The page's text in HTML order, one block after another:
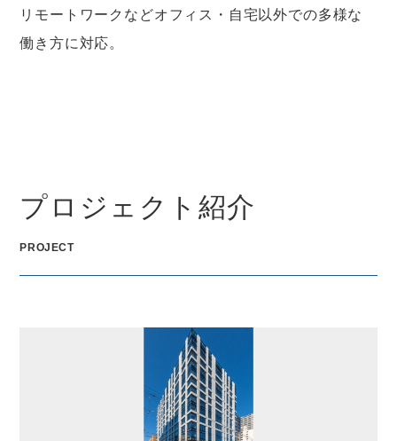
リモートワークなどオフィス・自宅以外での多様な
働き方に対応。
プロジェクト紹介
PROJECT